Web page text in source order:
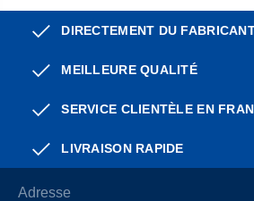
DIRECTEMENT DU
MEILLEURE QUALITÉ
SERVICE CLIENTÈLE EN
LIVRAISON RAPIDE
Adresse